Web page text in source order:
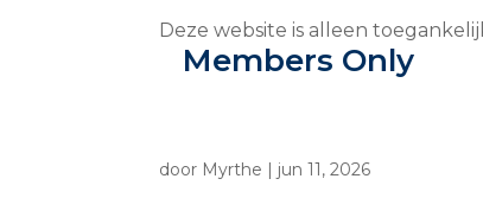
Deze website is alleen
Members Only
door Myrthe | jun 11, 2026